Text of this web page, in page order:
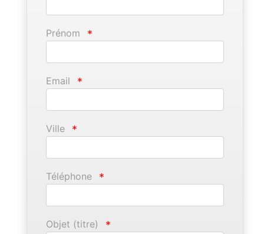
Prénom *
Email *
Ville *
Téléphone *
Objet (titre) *